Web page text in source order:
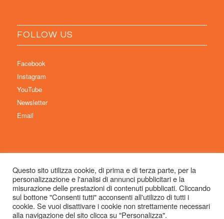
FOLLOW US
Facebook
Instagram
YouTube
Newsletter
Email
© Copyright 2026 Immaginaria International Film Festival - Un progetto di:
Associazione Culturale Visibilia APS – Sede legale: Studio Commercialista
Dott.ssa Michela Sabattini, via D’Azeglio 71, 40123 Bologna –
Questo sito utilizza cookie, di prima e di terza parte, per la
personalizzazione e l'analisi di annunci pubblicitari e la
misurazione delle prestazioni di contenuti pubblicati. Cliccando
sul bottone "Consenti tutti" acconsenti all'utilizzo di tutti i
cookie. Se vuoi disattivare i cookie non strettamente necessari
alla navigazione del sito clicca su "Personalizza".